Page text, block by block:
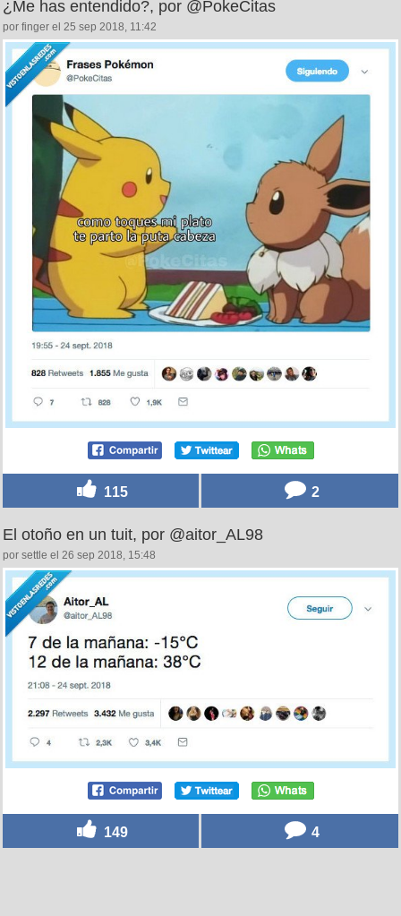
¿Me has entendido?, por @PokeCitas
por finger el 25 sep 2018, 11:42
115 2
El otoño en un tuit, por @aitor_AL98
por settle el 26 sep 2018, 15:48
149 4